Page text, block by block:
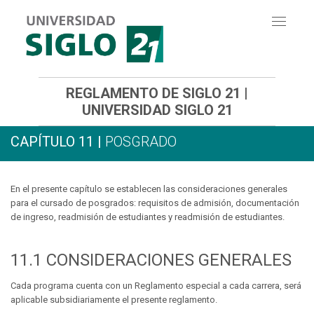
Toggle
REGLAMENTO DE SIGLO 21 |
UNIVERSIDAD SIGLO 21
CAPÍTULO 11 | POSGRADO
En el presente capítulo se establecen las consideraciones generales
para el cursado de posgrados: requisitos de admisión, documentación
de ingreso, readmisión de estudiantes y readmisión de estudiantes.
11.1 CONSIDERACIONES GENERALES
Cada programa cuenta con un Reglamento especial a cada carrera, será
aplicable subsidiariamente el presente reglamento.